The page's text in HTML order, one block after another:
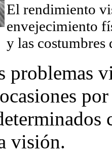
El rendimiento
envejecimiento
y las costumbres
problemas
visión.